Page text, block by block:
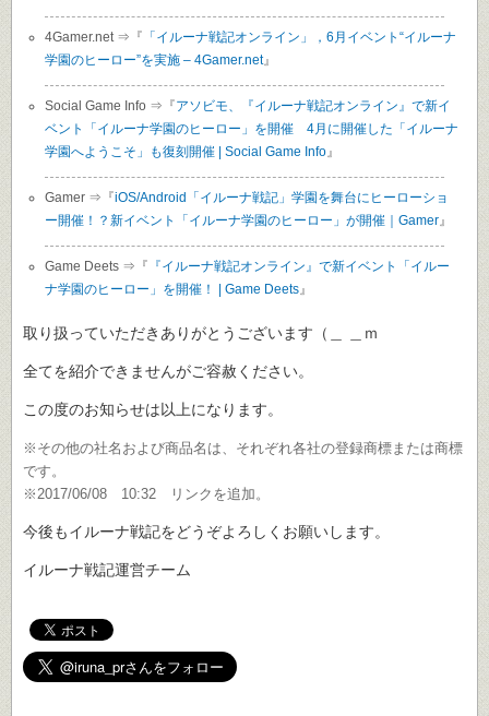
4Gamer.net ⇒『 「イルーナ戦記オンライン」，6月イベント“イルーナ
学園のヒーロー”を実施 – 4Gamer.net』
Social Game Info ⇒『アソビモ、『イルーナ戦記オンライン』で新イ
ベント「イルーナ学園のヒーロー」を開催 4月に開催した「イルーナ
学園へようこそ」も復刻開催 | Social Game Info 』
Gamer ⇒『iOS/Android「イルーナ戦記」学園を舞台にヒーローショ
ー開催！？新イベント「イルーナ学園のヒーロー」が開催｜Gamer 』
Game Deets ⇒『 『イルーナ戦記オンライン』で新イベント「イルー
ナ学園のヒーロー」を開催！ | Game Deets 』
取り扱っていただきありがとうございます（＿ ＿ｍ
全てを紹介できませんがご容赦ください。
この度のお知らせは以上になります。
※その他の社名および商品名は、それぞれ各社の登録商標または商標
です。
※2017/06/08 10:32 リンクを追加。
今後もイルーナ戦記をどうぞよろしくお願いします。
イルーナ戦記運営チーム